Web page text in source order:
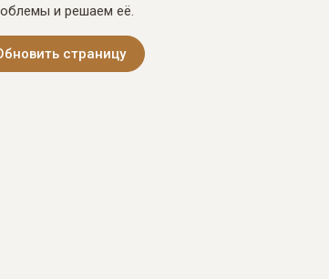
и решаем её.
страницу